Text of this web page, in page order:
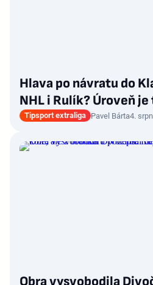
Hlava po návratu do
NHL i Rulík? Úroveň
Tipsport extraliga Pavel Bárta4.
Obra vysvobodila